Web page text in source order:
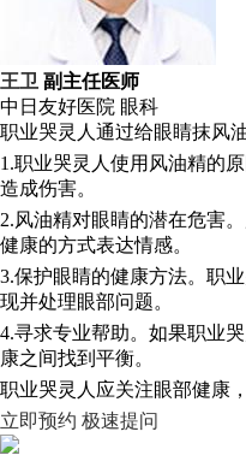
王卫 副主任医师
中日友好医院 眼科
职业哭灵人通过给眼睛抹风
1.职业哭灵人使用风油精的
造成伤害。
2.风油精对眼睛的潜在危害
健康的方式表达情感。
3.保护眼睛的健康方法。职
现并处理眼部问题。
4.寻求专业帮助。如果职业
康之间找到平衡。
职业哭灵人应关注眼部健康
立即预约 极速提问